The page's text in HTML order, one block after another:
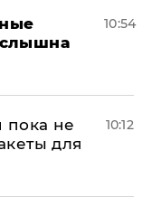
10:54
пока не
для
10:12